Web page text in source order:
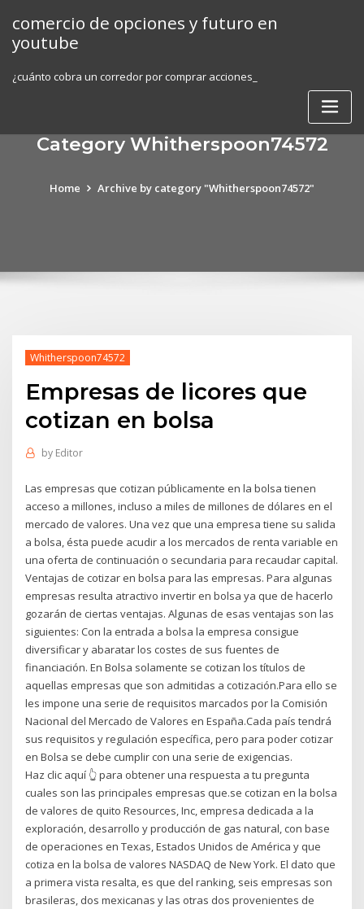
content
comercio de opciones y futuro en
youtube
¿cuánto cobra un corredor por comprar acciones_
Category Whitherspoon74572
Home Archive by category "Whitherspoon74572"
Whitherspoon74572
Empresas de licores que
cotizan en bolsa
by Editor
Las empresas que cotizan públicamente en la bolsa tienen
acceso a millones, incluso a miles de millones de dólares en el
mercado de valores. Una vez que una empresa tiene su salida
a bolsa, ésta puede acudir a los mercados de renta variable en
una oferta de continuación o secundaria para recaudar capital.
Ventajas de cotizar en bolsa para las empresas. Para algunas
empresas resulta atractivo invertir en bolsa ya que de hacerlo
gozarán de ciertas ventajas. Algunas de esas ventajas son las
siguientes: Con la entrada a bolsa la empresa consigue
diversificar y abaratar los costes de sus fuentes de
financiación. En Bolsa solamente se cotizan los títulos de
aquellas empresas que son admitidas a cotización.Para ello se
les impone una serie de requisitos marcados por la Comisión
Nacional del Mercado de Valores en España.Cada país tendrá
sus requisitos y regulación específica, pero para poder cotizar
en Bolsa se debe cumplir con una serie de exigencias.
Haz clic aquí 👆 para obtener una respuesta a tu pregunta ️
cuales son las principales empresas que.se cotizan en la bolsa
de valores de quito Resources, Inc, empresa dedicada a la
exploración, desarrollo y producción de gas natural, con base
de operaciones en Texas, Estados Unidos de América y que
cotiza en la bolsa de valores NASDAQ de New York. El dato que
a primera vista resalta, es que del ranking, seis empresas son
brasileras, dos mexicanas y las otras dos provenientes de